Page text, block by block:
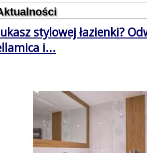
stylowej łazienki?
i...